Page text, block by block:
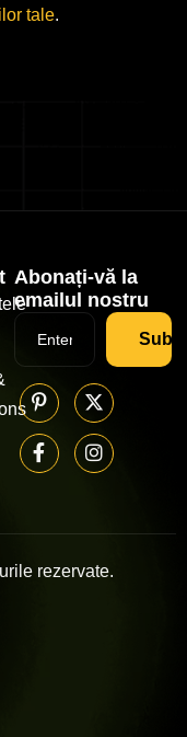
tale.
Abonați-vă la
emailul nostru
rezervate.